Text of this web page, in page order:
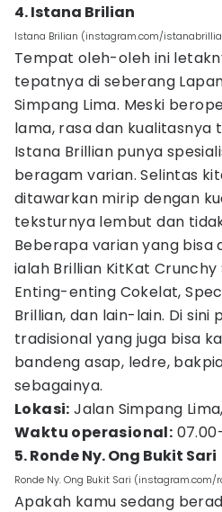
4. Istana Brilian
Istana Brilian (instagram.com/
Tempat oleh-oleh ini
tepatnya di seberang
Simpang Lima. Meski
lama, rasa dan kualitasnya
Istana Brillian punya
beragam varian. Selintas
ditawarkan mirip dengan
teksturnya lembut dan
Beberapa varian yang bisa
ialah Brillian KitKat Crunchy
Enting-enting Cokelat,
Brillian, dan lain-lain. Di
tradisional yang juga bisa
bandeng asap, ledre,
sebagainya.
Lokasi: Jalan Simpang
Waktu operasional:
5. Ronde Ny. Ong Bukit Sari
Ronde Ny. Ong Bukit Sari
Apakah kamu sedang